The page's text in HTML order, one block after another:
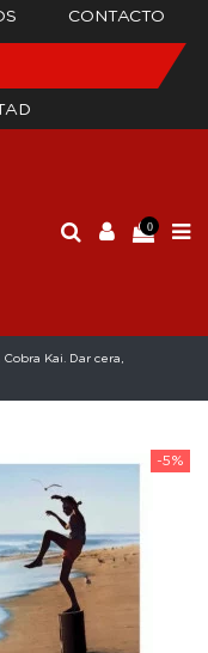
CONTACTO
0
Kai. Dar cera,
-5%